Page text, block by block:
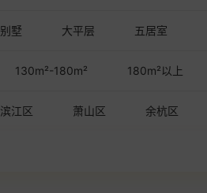
别墅 大平层 五居室
130m²-180m² 180m²以上
滨江区 萧山区 余杭区